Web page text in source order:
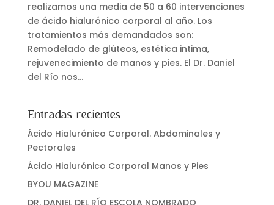
realizamos una media de 50 a 60 intervenciones
de ácido hialurónico corporal al año. Los
tratamientos más demandados son:
Remodelado de glúteos, estética intima,
rejuvenecimiento de manos y pies. El Dr. Daniel
del Río nos...
Entradas recientes
Ácido Hialurónico Corporal. Abdominales y
Pectorales
Ácido Hialurónico Corporal Manos y Pies
BYOU MAGAZINE